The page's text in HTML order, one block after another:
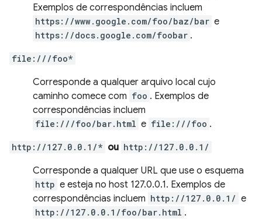
Exemplos de correspondências incluem
https://www.google.com/foo/baz/bar e
https://docs.google.com/foobar .
file:///foo*
Corresponde a qualquer arquivo local cujo
caminho comece com foo . Exemplos de
correspondências incluem
file:///foo/bar.html e file:///foo .
http://127.0.0.1/* ou http://127.0.0.1/
Corresponde a qualquer URL que use o esquema
http e esteja no host 127.0.0.1. Exemplos de
correspondências incluem http://127.0.0.1/ e
http://127.0.0.1/foo/bar.html .